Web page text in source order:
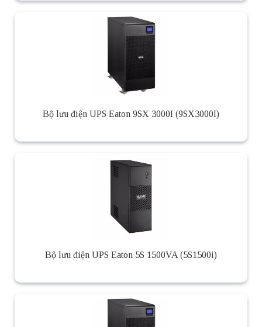
Bộ lưu điện UPS Eaton 9SX 3000I (9SX3000I)
Bộ lưu điện UPS Eaton 5S 1500VA (5S1500i)